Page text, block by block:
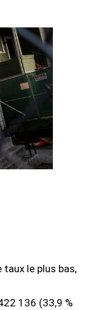
taux le plus bas,
136 (33,9 %